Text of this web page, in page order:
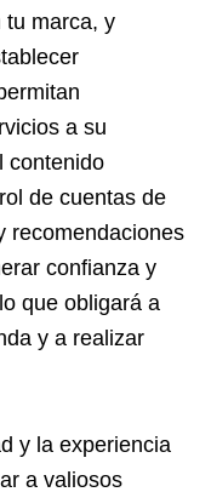
tu marca, y
a su
contenido
de cuentas de
recomendaciones
confianza y
que obligará a
y a realizar
y la experiencia
a valiosos